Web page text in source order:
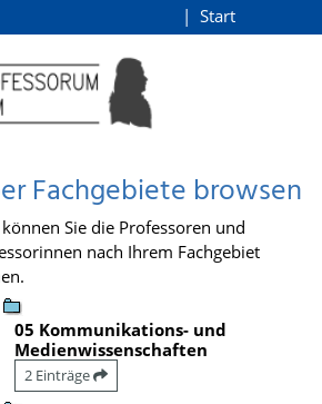
Start
Fachgebiete browsen
Sie die Professoren und
nach Ihrem Fachgebiet
05 Kommunikations- und
Medienwissenschaften
2 Einträge